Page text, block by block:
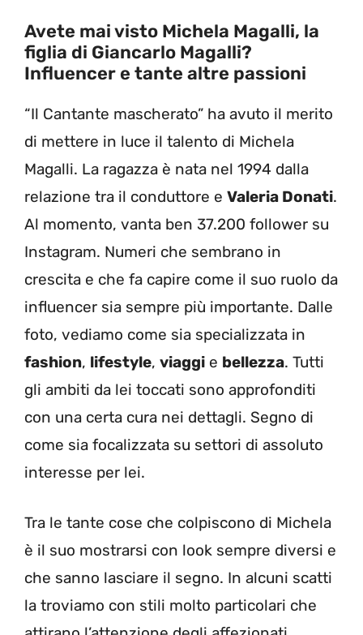
Avete mai visto Michela Magalli, la
figlia di Giancarlo Magalli?
Influencer e tante altre passioni
“Il Cantante mascherato” ha avuto il merito
di mettere in luce il talento di Michela
Magalli. La ragazza è nata nel 1994 dalla
relazione tra il conduttore e Valeria Donati.
Al momento, vanta ben 37.200 follower su
Instagram. Numeri che sembrano in
crescita e che fa capire come il suo ruolo da
influencer sia sempre più importante. Dalle
foto, vediamo come sia specializzata in
fashion, lifestyle, viaggi e bellezza. Tutti
gli ambiti da lei toccati sono approfonditi
con una certa cura nei dettagli. Segno di
come sia focalizzata su settori di assoluto
interesse per lei.
Tra le tante cose che colpiscono di Michela
è il suo mostrarsi con look sempre diversi e
che sanno lasciare il segno. In alcuni scatti
la troviamo con stili molto particolari che